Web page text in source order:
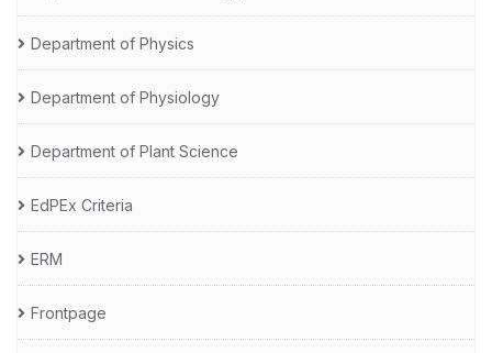
Department of Physics
Department of Physiology
Department of Plant Science
EdPEx Criteria
ERM
Frontpage